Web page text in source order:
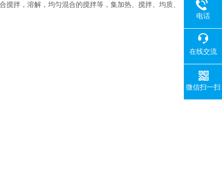
拌，溶解，均匀混合的搅拌等，集加热、搅拌、均质、
电话
在线交流
微信扫一扫